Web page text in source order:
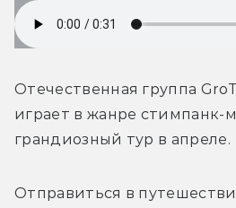
Отечественная группа
играет в жанре стимпанк-
грандиозный тур в апреле.
Отправиться в